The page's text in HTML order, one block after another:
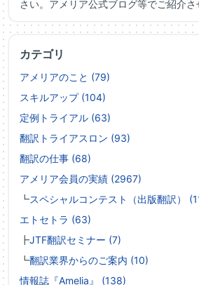
さい。アメリア公式ブログ等でご紹介さ
カテゴリ
アメリアのこと (79)
スキルアップ (104)
定例トライアル (63)
翻訳トライアスロン (93)
翻訳の仕事 (68)
アメリア会員の実績 (2967)
┗スペシャルコンテスト（出版翻訳）
エトセトラ (63)
┣JTF翻訳セミナー (7)
┗翻訳業界からのご案内 (10)
情報誌『Amelia』 (138)